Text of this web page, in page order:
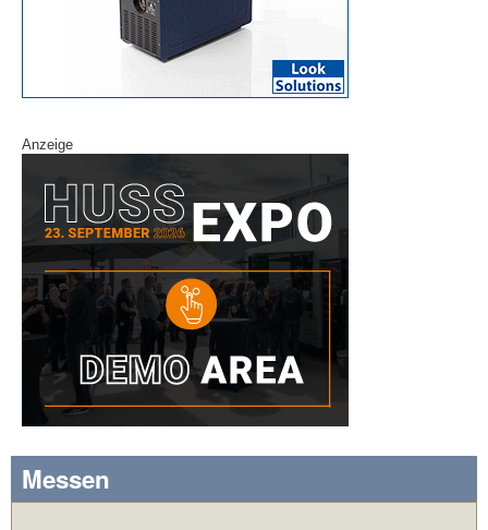
Anzeige
Messen